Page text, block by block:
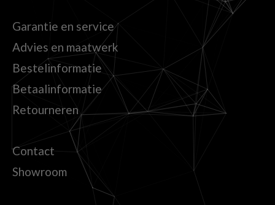
Garantie en service
Advies en maatwerk
Bestelinformatie
Betaalinformatie
Retourneren
Contact
Showroom